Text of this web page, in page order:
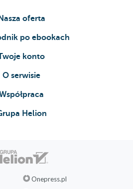
Nasza oferta
po ebookach
konto
O serwisie
Helion
Onepress.pl